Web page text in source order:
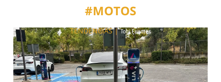
#MOTOS
TENDENCIAS|Toni Fuentes